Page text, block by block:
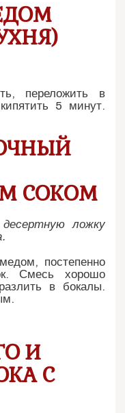
переложить в
5 минут.
СОКОМ
ложку
постепенно
Смесь хорошо
в бокалы.
И
С